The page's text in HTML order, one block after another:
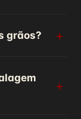
grãos?